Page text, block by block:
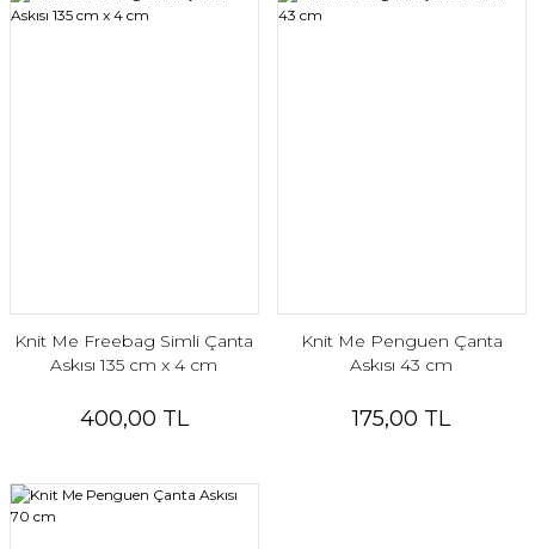
Knit Me Freebag Simli Çanta
Askısı 135 cm x 4 cm
400,00 TL
Knit Me Penguen Çanta
Askısı 43 cm
175,00 TL